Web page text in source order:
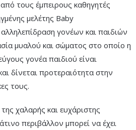
τους έμπειρους καθηγητές
μελέτης Baby
γονέων και παιδιών
μυαλού και σώματος στο οποίο η
γονέα παιδιού είναι
δίνεται προτεραιότητα στην
τους.
χαλαρής και ευχάριστης
περιβάλλον μπορεί να έχει